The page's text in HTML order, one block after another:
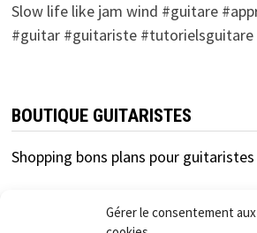
Gérer le consentement aux
Slow life like jam wind #guitare
#guitar #guitariste #tutorielsguitare
BOUTIQUE GUITARISTES
Shopping bons plans pour guitaristes